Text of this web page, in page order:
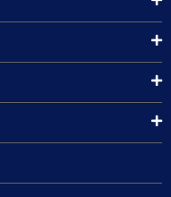
định vị GPS, giúp định
Dash – KD002